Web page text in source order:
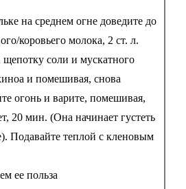
на среднем огне доведите до
коровьего молока, 2 ст. л.
соли и мускатного
и помешивая, снова
огонь и варите, помешивая,
20 мин. (Она начинает густеть
Подавайте теплой с кленовым
ее польза